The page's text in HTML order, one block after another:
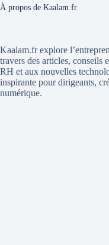
À propos de Kaalam.fr
Kaalam.fr explore
travers des articles, conseils
RH et aux nouvelles
inspirante pour dirigeants,
numérique.